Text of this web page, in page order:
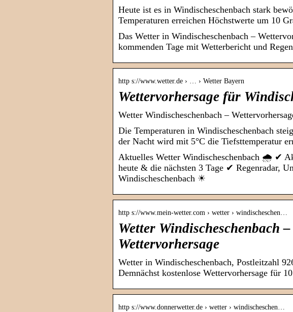
Heute ist es in Windischeschenbach stark
Temperaturen erreichen Höchstwerte um 10
Das Wetter in Windischeschenbach –
kommenden Tage mit Wetterbericht und
http s://www.wetter.de › … › Wetter Bayern
Wettervorhersage für
Wetter Windischeschenbach –
Die Temperaturen in Windischeschenbach
der Nacht wird mit 5°C die Tiefsttemperatur
Aktuelles Wetter Windischeschenbach 🌧️ ✔
heute & die nächsten 3 Tage ✔ Regenradar,
Windischeschenbach ☀
http s://www.mein-wetter.com › wetter › windischeschen…
Wetter Windischeschenbach
Wettervorhersage
Wetter in Windischeschenbach, Postleitzahl
Demnächst kostenlose Wettervorhersage für
http s://www.donnerwetter.de › wetter › windischeschen…